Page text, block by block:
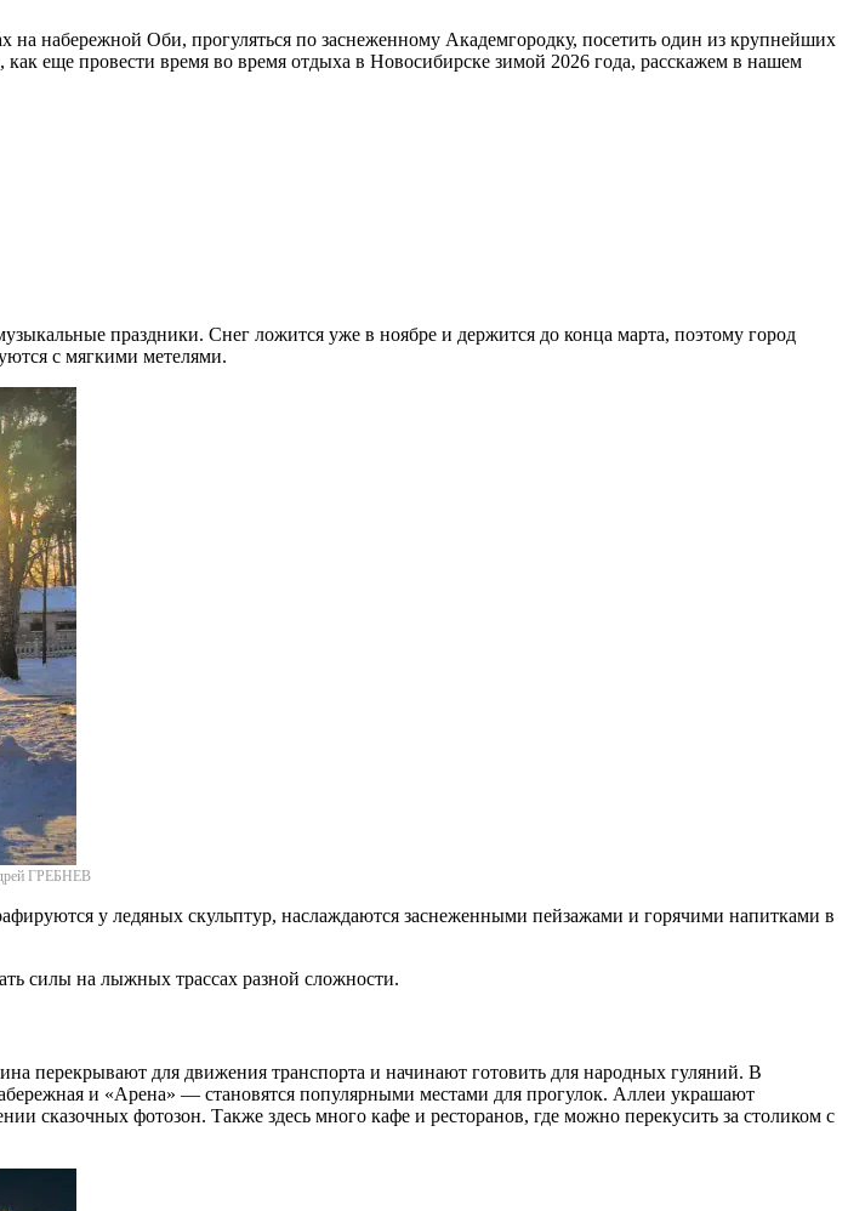
набережной Оби, прогуляться по заснеженному Академгородку, посетить один из крупнейших
еще провести время во время отдыха в Новосибирске зимой 2026 года, расскажем в нашем
праздники. Снег ложится уже в ноябре и держится до конца марта, поэтому город
с мягкими метелями.
ГРЕБНЕВ
у ледяных скульптур, наслаждаются заснеженными пейзажами и горячими напитками в
силы на лыжных трассах разной сложности.
перекрывают для движения транспорта и начинают готовить для народных гуляний. В
и «Арена» — становятся популярными местами для прогулок. Аллеи украшают
сказочных фотозон. Также здесь много кафе и ресторанов, где можно перекусить за столиком с